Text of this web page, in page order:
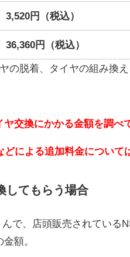
3,520円（税込）
36,360円（税込）
脱着、タイヤの組み換え
交換にかかる金額を調べ
による追加料金について
してもらう場合
で、店頭販売されている
額。